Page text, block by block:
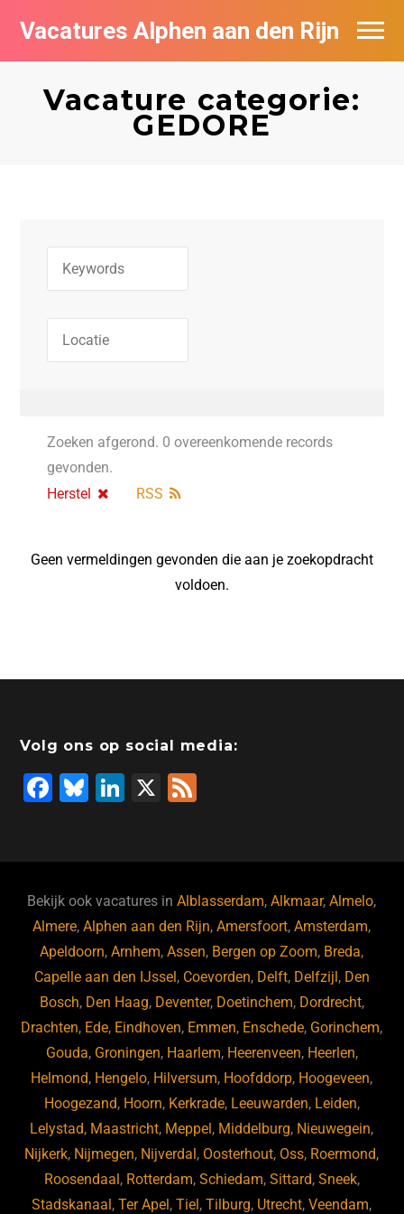
Vacatures Alphen aan den Rijn
Vacature categorie:
GEDORE
Zoeken afgerond. 0 overeenkomende records
gevonden.
Herstel
RSS
Geen vermeldingen gevonden die aan je zoekopdracht
voldoen.
Volg ons op social media:
F
b
o
o
k
Bl
ky
Li
dI
n
X
Bekijk ook vacatures inAlblasserdam,Alkmaar,Almelo,
Almere,Alphen aan den Rijn,Amersfoort,Amsterdam,
Apeldoorn,Arnhem,Assen, Bergen op Zoom, Breda,
Capelle aan den IJssel , Coevorden, Delft, Delfzijl , Den
Bosch, Den Haag, Deventer, Doetinchem, Dordrecht,
Drachten, Ede, Eindhoven, Emmen, Enschede, Gorinchem,
Gouda, Groningen, Haarlem, Heerenveen, Heerlen,
Helmond, Hengelo, Hilversum, Hoofddorp, Hoogeveen,
Hoogezand, Hoorn, Kerkrade, Leeuwarden, Leiden,
Lelystad, Maastricht, Meppel , Middelburg, Nieuwegein,
Nijkerk, Nijmegen, Nijverdal , Oosterhout, Oss, Roermond,
Roosendaal , Rotterdam, Schiedam, Sittard, Sneek,
Stadskanaal ,Ter Apel ,Tiel ,Tilburg, Utrecht,Veendam,
Vacatures per bedrijf in Alphen aan den
Rijn
De populairste vacatures in Alphen aan